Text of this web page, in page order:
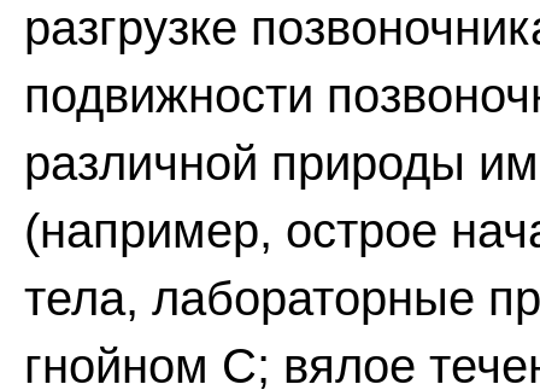
разгрузке
подвижности
различной природы
(например, острое
тела, лабораторные
гнойном С; вялое